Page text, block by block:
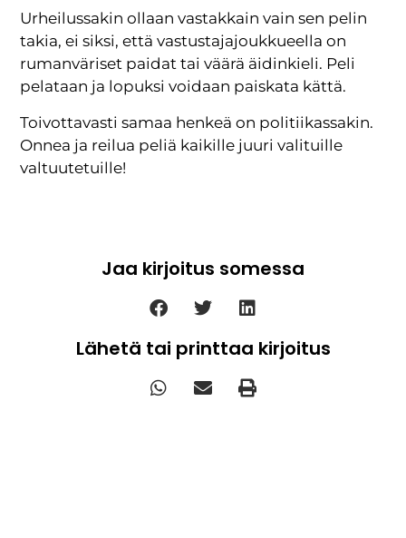
Urheilussakin ollaan vastakkain vain sen pelin
takia, ei siksi, että vastustajajoukkueella on
rumanväriset paidat tai väärä äidinkieli. Peli
pelataan ja lopuksi voidaan paiskata kättä.
Toivottavasti samaa henkeä on politiikassakin.
Onnea ja reilua peliä kaikille juuri valituille
valtuutetuille!
Jaa kirjoitus somessa
Lähetä tai printtaa kirjoitus